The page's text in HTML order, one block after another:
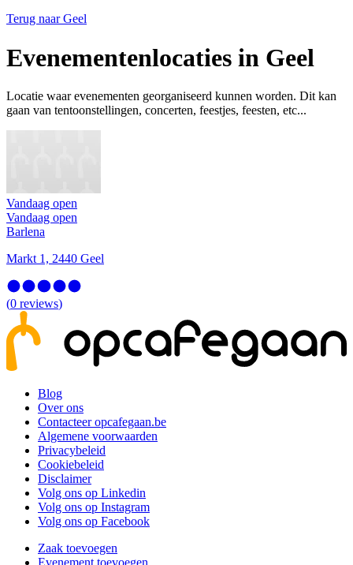
Terug naar Geel
Evenementenlocaties in Geel
Locatie waar evenementen georganiseerd kunnen worden. Dit kan
gaan van tentoonstellingen, concerten, feestjes, feesten, etc...
Vandaag open
Vandaag open
Barlena
Markt 1, 2440 Geel
(0 reviews)
Blog
Over ons
Contacteer opcafegaan.be
Algemene voorwaarden
Privacybeleid
Cookiebeleid
Disclaimer
Volg ons op Linkedin
Volg ons op Instagram
Volg ons op Facebook
Zaak toevoegen